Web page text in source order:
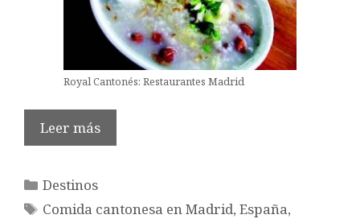
Royal Cantonés: Restaurantes Madrid
Leer más
Categorías
Destinos
Etiquetas
Comida cantonesa en Madrid,España,